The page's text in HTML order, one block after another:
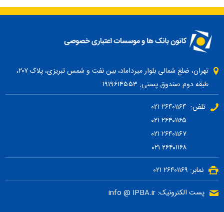
تهران، ضلع شمالی بلوار میرداماد، بین نفت و شمس تبریزی، پلاک ۲۰۷،
طبقه دوم صندوق پستی: ۱۹۱۹۶۱۴۵۵۳
تلفن: ۲۶۴۰۱۱۶۴ ۰۲۱
۲۶۴۰۱۱۶۷ ۰۲۱
۲۶۴۰۱۱۶۸ ۰۲۱
نمابر: ۲۶۴۰۱۱۶۹ ۰۲۱
پست الکترونیک: info @ IPBA.ir